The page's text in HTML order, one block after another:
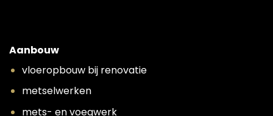
Aanbouw
vloeropbouw bij renovatie
metselwerken
mets- en voegwerk